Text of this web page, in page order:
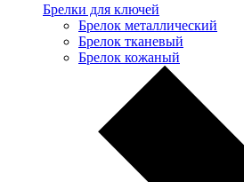
Брелки для ключей
Брелок металлический
Брелок тканевый
Брелок кожаный